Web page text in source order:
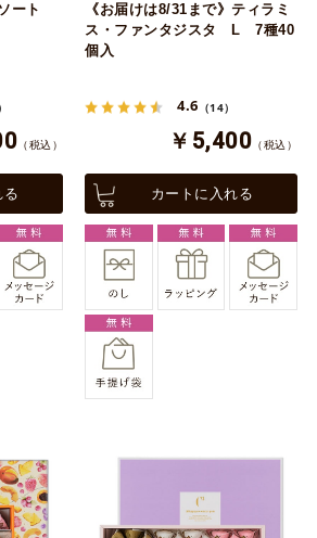
ート
（税込）
る
《お届けは8/31まで》ティラミ
ス・ファンタジスタ L 7種40
個入
4.6 （14）
￥5,400 （税込）
カートに入れる